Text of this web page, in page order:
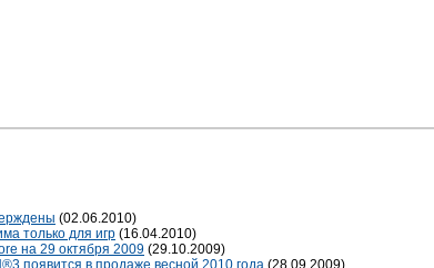
(02.06.2010)
только для игр (16.04.2010)
на 29 октября 2009 (29.10.2009)
появится в продаже весной 2010 года (28.09.2009)